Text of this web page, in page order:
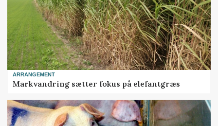
ARRANGEMENT
Markvandring sætter fokus på elefantgræs